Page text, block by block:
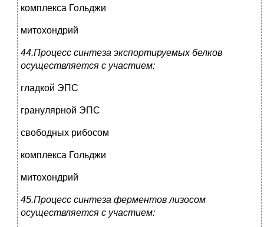
комплекса Гольджи
митохондрий
44.Процесс синтеза экспортируемых белков
осуществляется с участием:
гладкой ЭПС
гранулярной ЭПС
свободных рибосом
комплекса Гольджи
митохондрий
45.Процесс синтеза ферментов лизосом
осуществляется с участием: